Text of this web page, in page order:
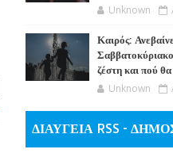
Unknown
Καιρός:
ζέστη και πού
Unknown
ΔΙΑΥΓΕΙΑ RSS -